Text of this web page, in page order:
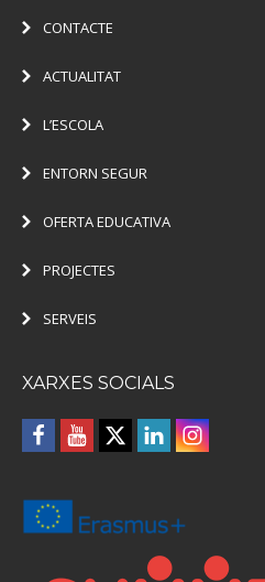
CONTACTE
ACTUALITAT
L’ESCOLA
ENTORN SEGUR
OFERTA EDUCATIVA
PROJECTES
SERVEIS
XARXES SOCIALS